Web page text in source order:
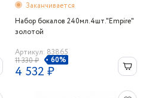
Заканчивается
Набор бокалов 240мл.4шт."Empire"
золотой
Артикул: 83865
11 330 ₽
60%
4 532 ₽